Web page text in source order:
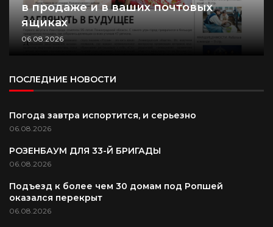
в продаже и в ваших почтовых
ящиках
06.08.2026
ПОСЛЕДНИЕ НОВОСТИ
Погода завтра испортится, и серьезно
06.08.2026
РОЗЕНБАУМ ДЛЯ 33-Й БРИГАДЫ
06.08.2026
Подъезд к более чем 30 домам под Ропшей
оказался перекрыт
06.08.2026